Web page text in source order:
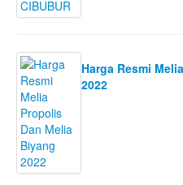
Harga Resmi
2022